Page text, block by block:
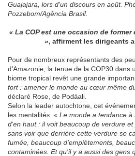
Guajajara, lors d'un discours en août.
Pozzebom/Agência Brasil.
« La COP est une occasion de
», affirment les dirigeants
Pour de nombreux représentants des
d'Amazonie, la tenue de la COP30 dans
biome tropical revêt une grande
fort : amener le monde au cœur même
déclaré Rose, de Podáali.
Selon la leader autochtone, cet
les mentalités. « Le monde a tendance
d'en haut : il voit beaucoup de verdure et
sans voir que derrière cette verdure se
fumée, beaucoup d'empiètements,
contaminées. Et qu'il y a aussi des gens